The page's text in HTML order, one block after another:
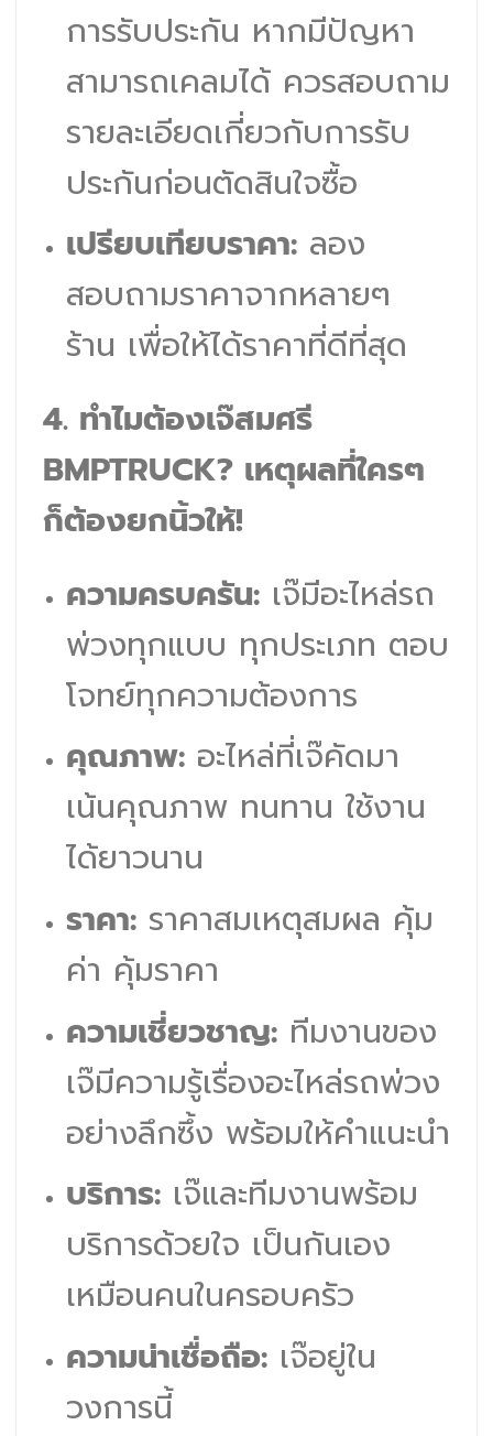
การรับประกัน หากมีปัญหา
สามารถเคลมได้ ควรสอบถาม
รายละเอียดเกี่ยวกับการรับ
ประกันก่อนตัดสินใจซื้อ
เปรียบเทียบราคา:ลอง
สอบถามราคาจากหลายๆ
ร้าน เพื่อให้ได้ราคาที่ดีที่สุด
4. ทำไมต้องเจ๊สมศรี
BMPTRUCK? เหตุผลที่ใครๆ
ก็ต้องยกนิ้วให้!
ความครบครัน:เจ๊มีอะไหล่รถ
พ่วงทุกแบบ ทุกประเภท ตอบ
โจทย์ทุกความต้องการ
คุณภาพ:อะไหล่ที่เจ๊คัดมา
เน้นคุณภาพ ทนทาน ใช้งาน
ได้ยาวนาน
ราคา:ราคาสมเหตุสมผล คุ้ม
ค่า คุ้มราคา
ความเชี่ยวชาญ:ทีมงานของ
เจ๊มีความรู้เรื่องอะไหล่รถพ่วง
อย่างลึกซึ้ง พร้อมให้คำแนะนำ
บริการ:เจ๊และทีมงานพร้อม
บริการด้วยใจ เป็นกันเอง
เหมือนคนในครอบครัว
ความน่าเชื่อถือ:เจ๊อยู่ใน
วงการนี้